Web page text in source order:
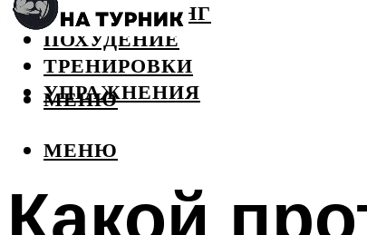
БОДИБИЛДИНГ
ПОХУДЕНИЕ
ТРЕНИРОВКИ
УПРАЖНЕНИЯ
МЕНЮ
МЕНЮ
Какой